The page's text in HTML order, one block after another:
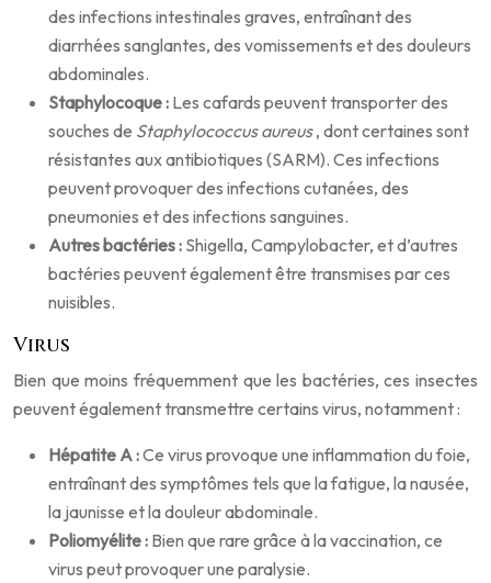
des infections intestinales graves, entraînant des
diarrhées sanglantes, des vomissements et des douleurs
abdominales.
Staphylocoque : Les cafards peuvent transporter des
souches de Staphylococcus aureus, dont certaines sont
résistantes aux antibiotiques (SARM). Ces infections
peuvent provoquer des infections cutanées, des
pneumonies et des infections sanguines.
Autres bactéries : Shigella, Campylobacter, et d’autres
bactéries peuvent également être transmises par ces
nuisibles.
Virus
Bien que moins fréquemment que les bactéries, ces insectes
peuvent également transmettre certains virus, notamment :
Hépatite A :Ce virus provoque une inflammation du foie,
entraînant des symptômes tels que la fatigue, la nausée,
la jaunisse et la douleur abdominale.
Poliomyélite : Bien que rare grâce à la vaccination, ce
virus peut provoquer une paralysie.